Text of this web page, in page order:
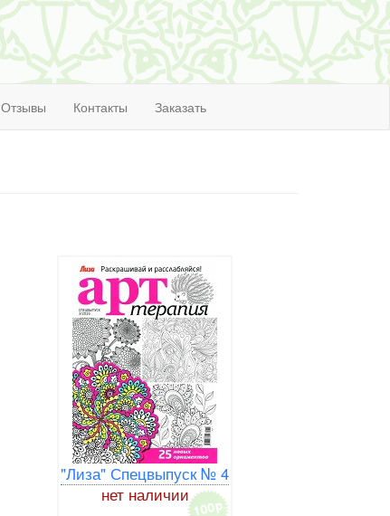
Отзывы Контакты Заказать
"Лиза" Спецвыпуск № 4
нет наличии